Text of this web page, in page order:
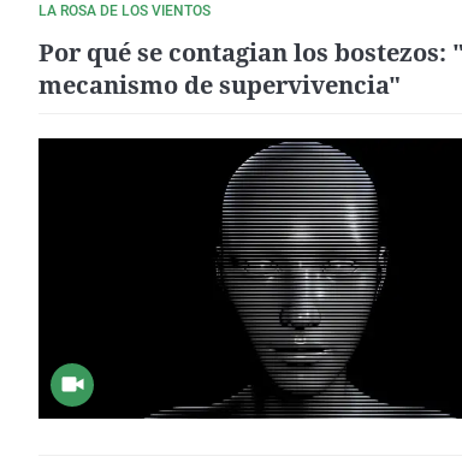
LA ROSA DE LOS VIENTOS
Por qué se contagian los bostezos:
mecanismo de supervivencia"